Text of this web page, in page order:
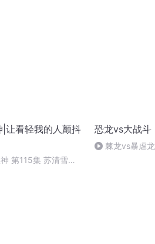
|让看轻我的人颤抖
第115集 苏清雪的
恐龙vs大战斗
棘龙vs暴虐龙